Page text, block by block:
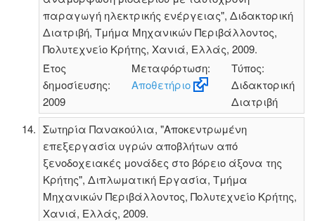
παραγωγή ηλεκτρικής ενέργειας", Διδακτορική
Διατριβή, Τμήμα Μηχανικών Περιβάλλοντος,
Πολυτεχνείο Κρήτης, Χανιά, Ελλάς, 2009.
Έτος
δημοσίευσης:
2009
Μεταφόρτωση:
Αποθετήριο
Τύπος:
Διδακτορική
Διατριβή
Σωτηρία Πανακούλια, "Αποκεντρωμένη
επεξεργασία υγρών αποβλήτων από
ξενοδοχειακές μονάδες στο βόρειο άξονα της
Κρήτης", Διπλωματική Εργασία, Τμήμα
Μηχανικών Περιβάλλοντος, Πολυτεχνείο Κρήτης,
Χανιά, Ελλάς, 2009.